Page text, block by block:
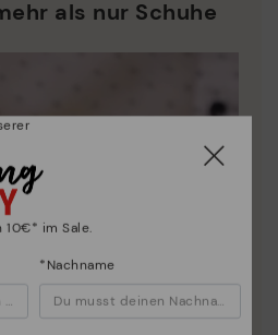
MEHR ENTDECKEN
als nur Schuhe
10€* im Sale.
*Nachname